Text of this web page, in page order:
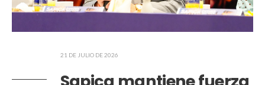
21 DE JULIO DE 2026